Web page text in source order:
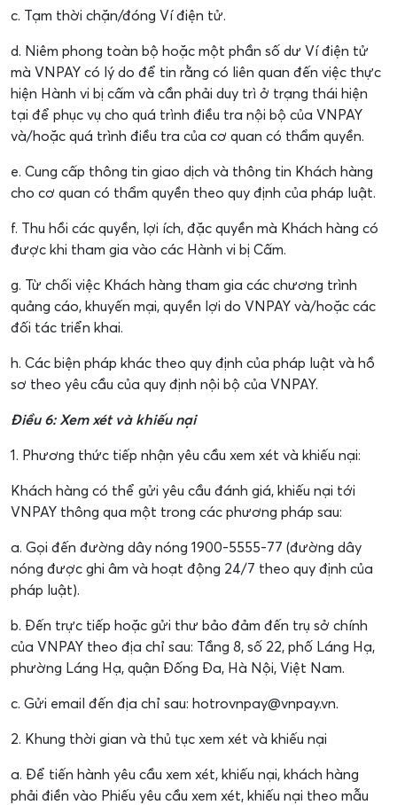
c. Tạm thời chặn/đóng Ví điện tử.
d. Niêm phong toàn bộ hoặc một phần số dư Ví điện tử
mà VNPAY có lý do để tin rằng có liên quan đến việc thực
hiện Hành vi bị cấm và cần phải duy trì ở trạng thái hiện
tại để phục vụ cho quá trình điều tra nội bộ của VNPAY
và/hoặc quá trình điều tra của cơ quan có thẩm quyền.
e. Cung cấp thông tin giao dịch và thông tin Khách hàng
cho cơ quan có thẩm quyền theo quy định của pháp luật.
f. Thu hồi các quyền, lợi ích, đặc quyền mà Khách hàng có
được khi tham gia vào các Hành vi bị Cấm.
g. Từ chối việc Khách hàng tham gia các chương trình
quảng cáo, khuyến mại, quyền lợi do VNPAY và/hoặc các
đối tác triển khai.
h. Các biện pháp khác theo quy định của pháp luật và hồ
sơ theo yêu cầu của quy định nội bộ của VNPAY.
Điều 6: Xem xét và khiếu nại
1. Phương thức tiếp nhận yêu cầu xem xét và khiếu nại:
Khách hàng có thể gửi yêu cầu đánh giá, khiếu nại tới
VNPAY thông qua một trong các phương pháp sau:
a. Gọi đến đường dây nóng 1900-5555-77 (đường dây
nóng được ghi âm và hoạt động 24/7 theo quy định của
pháp luật).
b. Đến trực tiếp hoặc gửi thư bảo đảm đến trụ sở chính
của VNPAY theo địa chỉ sau: Tầng 8, số 22, phố Láng Hạ,
phường Láng Hạ, quận Đống Đa, Hà Nội, Việt Nam.
c. Gửi email đến địa chỉ sau: hotrovnpay@vnpay.vn.
2. Khung thời gian và thủ tục xem xét và khiếu nại
a. Để tiến hành yêu cầu xem xét, khiếu nại, khách hàng
phải điền vào Phiếu yêu cầu xem xét, khiếu nại theo mẫu